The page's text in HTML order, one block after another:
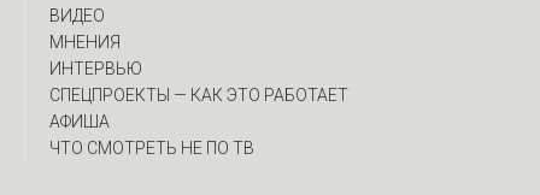
ВИДЕО
МНЕНИЯ
ИНТЕРВЬЮ
CПЕЦПРОЕКТЫ — КАК ЭТО РАБОТАЕТ
АФИША
ЧТО СМОТРЕТЬ НЕ ПО ТВ